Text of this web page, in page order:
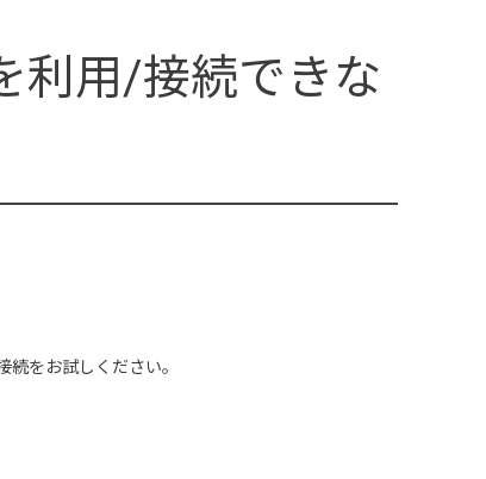
利用/接続できな
をお試しください。